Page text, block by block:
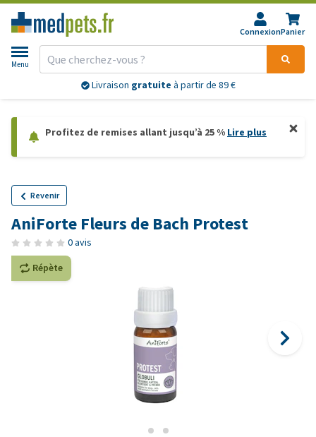
ConnexionPanier
Menu
Livraison gratuite à partir de 89 €
Profitez de remises allant jusqu’à 25 % Lire plus
Revenir
AniForte Fleurs de Bach Protest
0 avis
Répète